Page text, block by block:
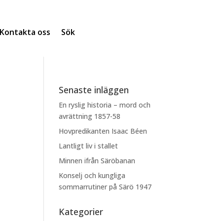
oss Sök
Senaste inläggen
En ryslig historia – mord och
avrättning 1857-58
Hovpredikanten Isaac Béen
Lantligt liv i stallet
Minnen ifrån Säröbanan
Konselj och kungliga
sommarrutiner på Särö 1947
Kategorier